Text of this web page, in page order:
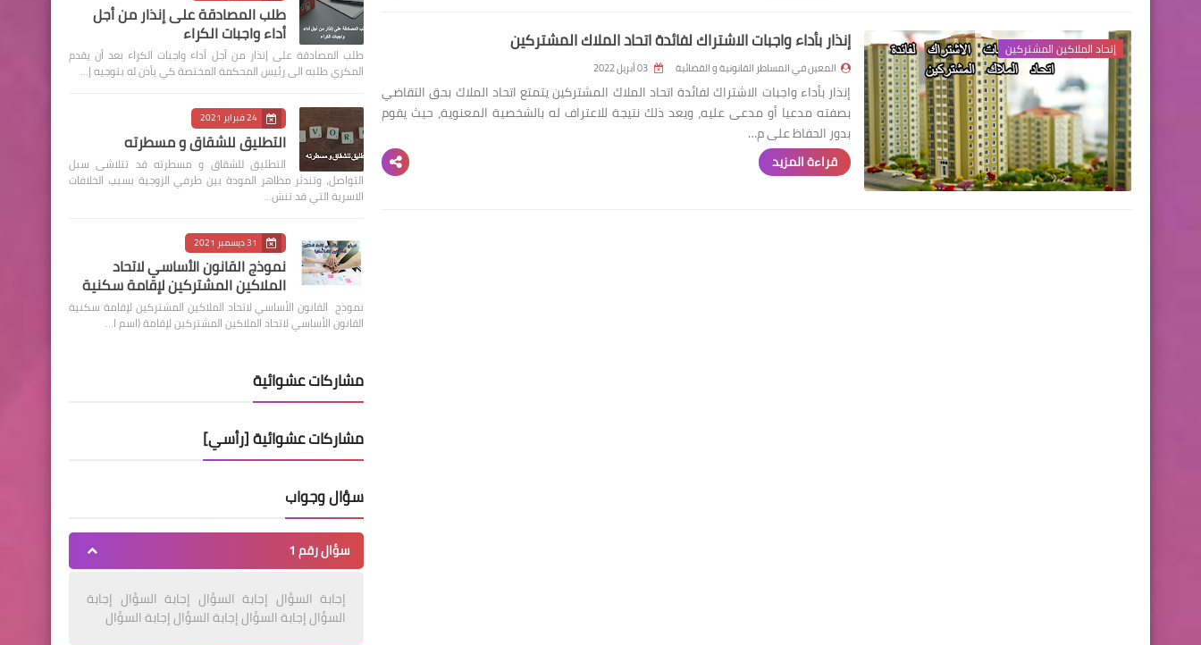
إتحاد الملاكين المشتركين إنذار بأداء واجبات الاشتراك لفائدة اتحاد الملاك المشتركين
المعين في المساطر القانونية و القضائية
إنذار بأداء واجبات الاشتراك لفائدة اتحاد الملاك المشتركين يتمتع اتحاد الملاك بحق التقاضي
بصفته مدعيا أو مدعى عليه، ويعد ذلك نتيجة للاعتراف له بالشخصية المعنوية، حيث يقوم
بدور الحفاظ على م…
قراءة المزيد
طلب المصادقة على إنذار من أجل
أداء واجبات الكراء
طلب المصادقة على إنذار من أجل أداء واجبات الكراء بعد أن يقدم
المكري طلبه الى رئيس المحكمة المختصة كي يأذن له بتوجيه إ…
24 فبراير 2021
التطليق للشقاق و مسطرته
التطليق للشقاق و مسطرته قد تتلاشى سبل
التواصل، وتندثر مظاهر المودة بين طرفي الزوجية بسبب الخلافات
الاسرية التي قد تنش…
31 ديسمبر 2021
نموذج القانون الأساسي لاتحاد
الملاكين المشتركين لإقامة سكنية
نموذج القانون الأساسي لاتحاد الملاكين المشتركين لإقامة سكنية
القانون الأساسي لاتحاد الملاكين المشتركين لإقامة (اسم ا…
مشاركات عشوائية
مشاركات عشوائية [رأسي]
سؤال وجواب
سؤال رقم 1
إجابة السؤال إجابة السؤال إجابة السؤال إجابة
السؤال إجابة السؤال إجابة السؤال إجابة السؤال